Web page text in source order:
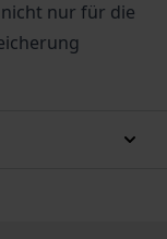
nur für die